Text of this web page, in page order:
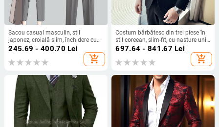
Sacou casual masculin, stil
japonez, croială slim, închidere cu
un singur nasture, țesătură din
amestec bumbac și fibre chimice
245.69 - 400.70 Lei
add_shopping_cart
Costum bărbătesc din trei piese în
stil coreean, slim-fit, cu nasture unic,
deschideri laterale, rever mic,
material din amestec de bumbac cu
fibră de acetat (68%).
697.64 - 841.67 Lei
add_shopping_cart